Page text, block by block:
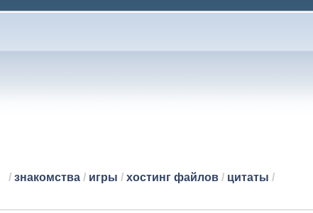
/ знакомства/ игры / хостинг файлов/ цитаты /